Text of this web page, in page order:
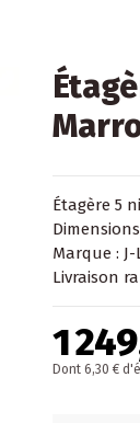
Étagère 5
Marque :
Livraison
1
Dont 6,30 €